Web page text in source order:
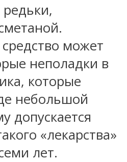
может
неполадки в
которые
небольшой
допускается
«лекарства»
лет.